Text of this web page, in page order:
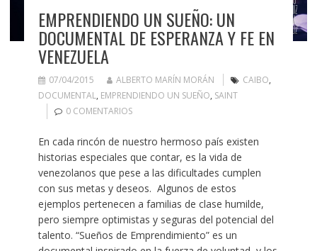
EMPRENDIENDO UN SUEÑO: UN
DOCUMENTAL DE ESPERANZA Y FE EN
VENEZUELA
07/04/2015 ALBERTO MARÍN MORÁN CAIBO,
DOCUMENTAL, EMPRENDIENDO UN SUEÑO, SAINT
0 COMENTARIOS
En cada rincón de nuestro hermoso país existen
historias especiales que contar, es la vida de
venezolanos que pese a las dificultades cumplen
con sus metas y deseos. Algunos de estos
ejemplos pertenecen a familias de clase humilde,
pero siempre optimistas y seguras del potencial del
talento. “Sueños de Emprendimiento” es un